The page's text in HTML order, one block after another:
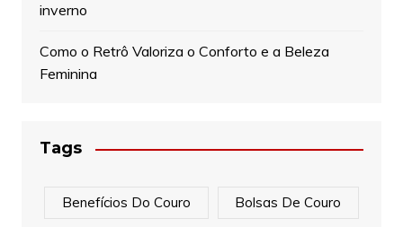
inverno
Como o Retrô Valoriza o Conforto e a Beleza
Feminina
Tags
Benefícios Do Couro Bolsas De Couro